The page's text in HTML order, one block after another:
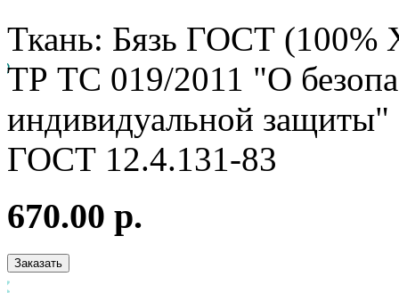
Ткань: Бязь ГОСТ (100%
ТР ТС 019/2011 "О
индивидуальной защиты"
ГОСТ 12.4.131-83
670.00 р.